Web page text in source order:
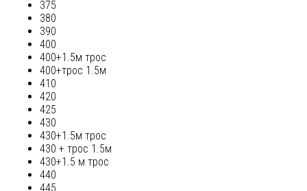
375
380
390
400
400+1.5м трос
400+трос 1.5м
410
420
425
430
430+1.5м трос
430 + трос 1.5м
430+1.5 м трос
440
445